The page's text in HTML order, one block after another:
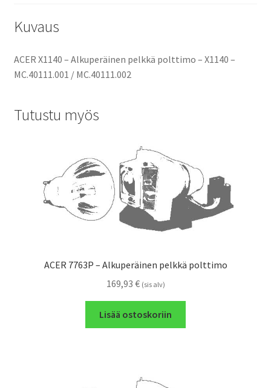
Kuvaus
ACER X1140 – Alkuperäinen pelkkä polttimo – X1140 –
MC.40111.001 / MC.40111.002
Tutustu myös
ACER 7763P – Alkuperäinen pelkkä polttimo
169,93 € (sis alv)
Lisää ostoskoriin